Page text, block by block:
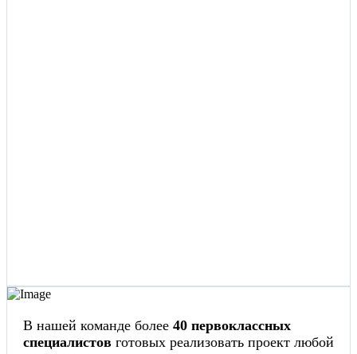
В нашей команде более 40 первоклассных
специалистов готовых реализовать проект любой